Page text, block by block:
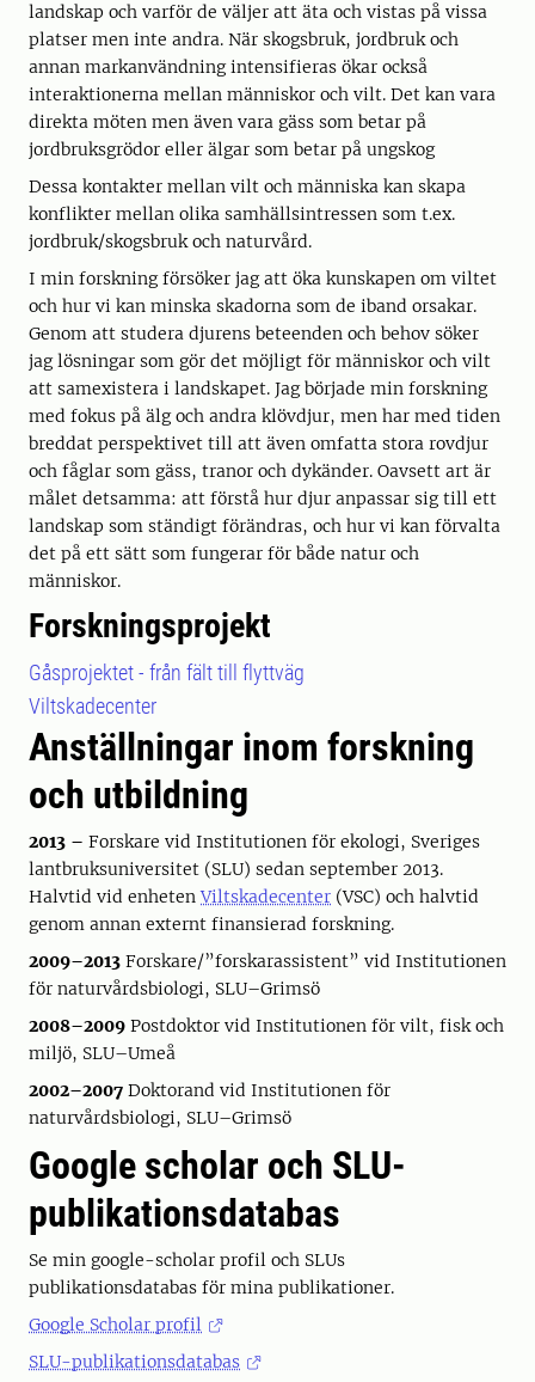
landskap och varför de väljer att äta och vistas på vissa
platser men inte andra. När skogsbruk, jordbruk och
annan markanvändning intensifieras ökar också
interaktionerna mellan människor och vilt. Det kan vara
direkta möten men även vara gäss som betar på
jordbruksgrödor eller älgar som betar på ungskog
Dessa kontakter mellan vilt och människa kan skapa
konflikter mellan olika samhällsintressen som t.ex.
jordbruk/skogsbruk och naturvård.
I min forskning försöker jag att öka kunskapen om viltet
och hur vi kan minska skadorna som de iband orsakar.
Genom att studera djurens beteenden och behov söker
jag lösningar som gör det möjligt för människor och vilt
att samexistera i landskapet. Jag började min forskning
med fokus på älg och andra klövdjur, men har med tiden
breddat perspektivet till att även omfatta stora rovdjur
och fåglar som gäss, tranor och dykänder. Oavsett art är
målet detsamma: att förstå hur djur anpassar sig till ett
landskap som ständigt förändras, och hur vi kan förvalta
det på ett sätt som fungerar för både natur och
människor.
Forskningsprojekt
Gåsprojektet - från fält till flyttväg
Viltskadecenter
Anställningar inom forskning
och utbildning
2013 – Forskare vid Institutionen för ekologi, Sveriges
lantbruksuniversitet (SLU) sedan september 2013.
Halvtid vid enhetenViltskadecenter (VSC) och halvtid
genom annan externt finansierad forskning.
2009–2013 Forskare/”forskarassistent” vid Institutionen
för naturvårdsbiologi, SLU–Grimsö
2008–2009 Postdoktor vid Institutionen för vilt, fisk och
miljö, SLU–Umeå
2002–2007 Doktorand vid Institutionen för
naturvårdsbiologi, SLU–Grimsö
Google scholar och SLU-
publikationsdatabas
Se min google-scholar profil och SLUs
publikationsdatabas för mina publikationer.
Google Scholar profil
SLU-publikationsdatabas